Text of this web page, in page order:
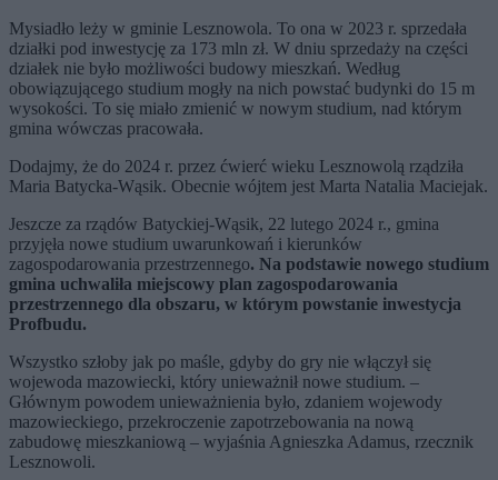
Mysiadło leży w gminie Lesznowola. To ona w 2023 r. sprzedała
działki pod inwestycję za 173 mln zł. W dniu sprzedaży na części
działek nie było możliwości budowy mieszkań. Według
obowiązującego studium mogły na nich powstać budynki do 15 m
wysokości. To się miało zmienić w nowym studium, nad którym
gmina wówczas pracowała.
Dodajmy, że do 2024 r. przez ćwierć wieku Lesznowolą rządziła
Maria Batycka-Wąsik. Obecnie wójtem jest Marta Natalia Maciejak.
Jeszcze za rządów Batyckiej-Wąsik, 22 lutego 2024 r., gmina
przyjęła nowe studium uwarunkowań i kierunków
zagospodarowania przestrzennego. Na podstawie nowego studium
gmina uchwaliła miejscowy plan zagospodarowania
przestrzennego dla obszaru, w którym powstanie inwestycja
Profbudu.
Wszystko szłoby jak po maśle, gdyby do gry nie włączył się
wojewoda mazowiecki, który unieważnił nowe studium. –
Głównym powodem unieważnienia było, zdaniem wojewody
mazowieckiego, przekroczenie zapotrzebowania na nową
zabudowę mieszkaniową – wyjaśnia Agnieszka Adamus, rzecznik
Lesznowoli.